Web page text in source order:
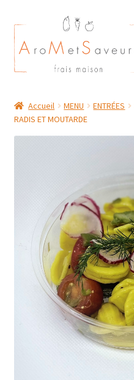
Aller
à
la
navigation
Aller
au
contenu
Plat du Jour/ Menu Week end
Accueil MENU ENTRÉES
RADIS ET MOUTARDE